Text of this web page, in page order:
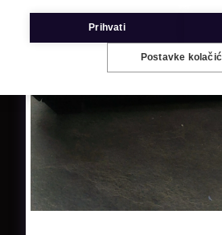
Prihvati
Postavke